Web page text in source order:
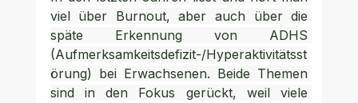
viel über Burnout, aber auch über die
späte Erkennung von ADHS
(Aufmerksamkeitsdefizit-/Hyperaktivitätsst
örung) bei Erwachsenen. Beide Themen
sind in den Fokus gerückt, weil viele